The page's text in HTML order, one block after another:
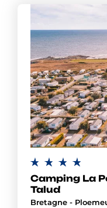
Camping La
Talud
Bretagne -